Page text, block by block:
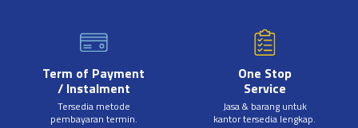
Term of Payment
/ Instalment
Tersedia metode
pembayaran termin.
One Stop
Service
Jasa & barang untuk
kantor tersedia lengkap.